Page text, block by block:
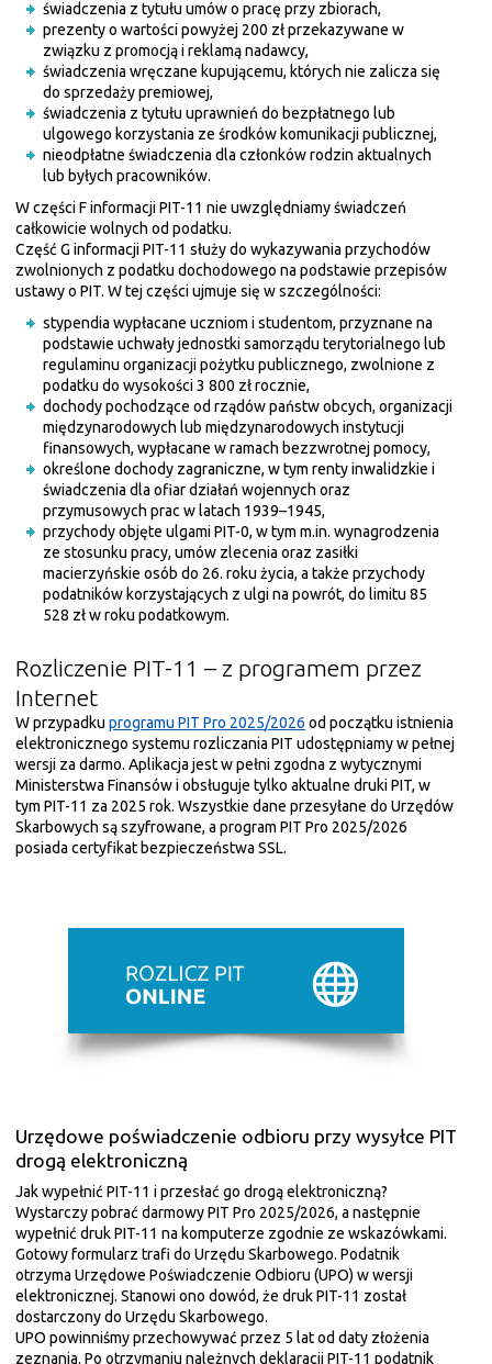
świadczenia z tytułu umów o pracę przy zbiorach,
prezenty o wartości powyżej 200 zł przekazywane w
związku z promocją i reklamą nadawcy,
świadczenia wręczane kupującemu, których nie zalicza się
do sprzedaży premiowej,
świadczenia z tytułu uprawnień do bezpłatnego lub
ulgowego korzystania ze środków komunikacji publicznej,
nieodpłatne świadczenia dla członków rodzin aktualnych
lub byłych pracowników.
W części F informacji PIT-11 nie uwzględniamy świadczeń
całkowicie wolnych od podatku.
Część G informacji PIT-11 służy do wykazywania przychodów
zwolnionych z podatku dochodowego na podstawie przepisów
ustawy o PIT. W tej części ujmuje się w szczególności:
stypendia wypłacane uczniom i studentom, przyznane na
podstawie uchwały jednostki samorządu terytorialnego lub
regulaminu organizacji pożytku publicznego, zwolnione z
podatku do wysokości 3 800 zł rocznie,
dochody pochodzące od rządów państw obcych, organizacji
międzynarodowych lub międzynarodowych instytucji
finansowych, wypłacane w ramach bezzwrotnej pomocy,
określone dochody zagraniczne, w tym renty inwalidzkie i
świadczenia dla ofiar działań wojennych oraz
przymusowych prac w latach 1939–1945,
przychody objęte ulgami PIT-0, w tym m.in. wynagrodzenia
ze stosunku pracy, umów zlecenia oraz zasiłki
macierzyńskie osób do 26. roku życia, a także przychody
podatników korzystających z ulgi na powrót, do limitu 85
528 zł w roku podatkowym.
Rozliczenie PIT-11 – z programem przez
Internet
W przypadku programu PIT Pro 2025/2026 od początku istnienia
elektronicznego systemu rozliczania PIT udostępniamy w pełnej
wersji za darmo. Aplikacja jest w pełni zgodna z wytycznymi
Ministerstwa Finansów i obsługuje tylko aktualne druki PIT, w
tym PIT-11 za 2025 rok. Wszystkie dane przesyłane do Urzędów
Skarbowych są szyfrowane, a program PIT Pro 2025/2026
posiada certyfikat bezpieczeństwa SSL.
Urzędowe poświadczenie odbioru przy wysyłce PIT
drogą elektroniczną
Jak wypełnić PIT-11 i przesłać go drogą elektroniczną?
Wystarczy pobrać darmowy PIT Pro 2025/2026, a następnie
wypełnić druk PIT-11 na komputerze zgodnie ze wskazówkami.
Gotowy formularz trafi do Urzędu Skarbowego. Podatnik
otrzyma Urzędowe Poświadczenie Odbioru (UPO) w wersji
elektronicznej. Stanowi ono dowód, że druk PIT-11 został
dostarczony do Urzędu Skarbowego.
UPO powinniśmy przechowywać przez 5 lat od daty złożenia
zeznania. Po otrzymaniu należnych deklaracji PIT-11 podatnik